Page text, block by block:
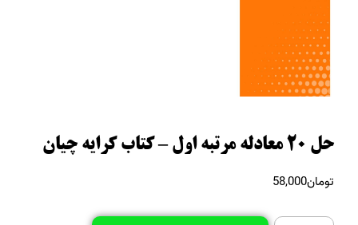
حل 20 معادله مرتبه اول – کتاب کرایه چیان
تومان58,000